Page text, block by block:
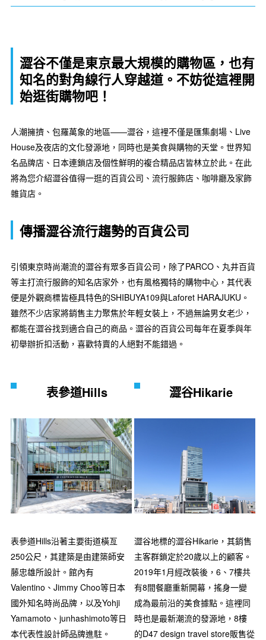
澀谷不僅是東京最大規模的購物區，也有
知名的對角線行人穿越道。不妨從這裡開
始逛街購物吧！
人潮擁擠、包羅萬象的地區——澀谷，這裡不僅是匯集劇場、Live
House及夜店的文化發源地，同時也是美食與購物的天堂。世界知
名品牌店、日本連鎖店及個性鮮明的複合精品店皆林立於此。在此
將為您介紹澀谷值得一逛的百貨公司、流行服飾店、咖啡廳及家飾
雜貨店。
傳播澀谷流行趨勢的百貨公司
引領東京時尚潮流的澀谷有眾多百貨公司，除了PARCO、丸井百貨
等主打流行服飾的知名店家外，也有風格獨特的購物中心，其代表
便是外觀商標皆極具特色的SHIBUYA109與Laforet HARAJUKU。
雖然不少店家將銷售主力聚焦於年輕女裝上，不過無論男女老少，
都能在澀谷找到適合自己的商品。澀谷的百貨公司每年在夏季與年
初舉辦折扣活動，喜歡特賣的人絕對不能錯過。
表參道Hills
表參道Hills沿著主要街道橫亙
250公尺，其建築是由建築師安
藤忠雄所設計。館內有
Valentino、Jimmy Choo等日本
國外知名時尚品牌，以及Yohji
Yamamoto、junhashimoto等日
本代表性設計師品牌進駐。
澀谷Hikarie
澀谷地標的澀谷Hikarie，其銷售
主客群鎖定於20歲以上的顧客。
2019年1月經改裝後，6、7樓共
有8間餐廳重新開幕，搖身一變
成為最前沿的美食據點。這裡同
時也是最新潮流的發源地，8樓
的D47 design travel store販售從